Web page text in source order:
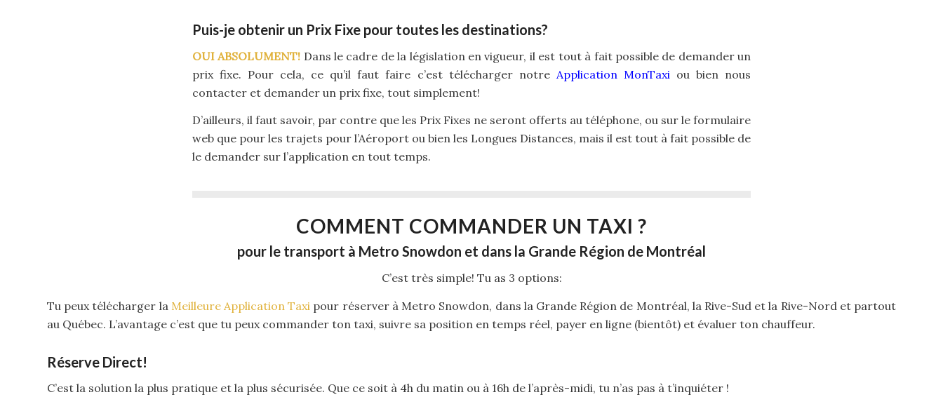
Puis-je obtenir un Prix Fixe pour toutes les destinations?
OUI ABSOLUMENT! Dans le cadre de la législation en vigueur, il est tout à fait possible de demander un
prix fixe. Pour cela, ce qu’il faut faire c’est télécharger notre Application MonTaxi ou bien nous
contacter et demander un prix fixe, tout simplement!
D’ailleurs, il faut savoir, par contre que les Prix Fixes ne seront offerts au téléphone, ou sur le formulaire
web que pour les trajets pour l’Aéroport ou bien les Longues Distances, mais il est tout à fait possible de
le demander sur l’application en tout temps.
COMMENT COMMANDER UN TAXI ?
pour le transport à Metro Snowdon et dans la Grande Région de Montréal
C’est très simple! Tu as 3 options:
Tu peux télécharger la Meilleure Application Taxi pour réserver à Metro Snowdon, dans la Grande Région de Montréal, la Rive-Sud et la Rive-Nord et partout
au Québec. L’avantage c’est que tu peux commander ton taxi, suivre sa position en temps réel, payer en ligne (bientôt) et évaluer ton chauffeur.
Réserve Direct!
C’est la solution la plus pratique et la plus sécurisée. Que ce soit à 4h du matin ou à 16h de l’après-midi, tu n’as pas à t’inquiéter !